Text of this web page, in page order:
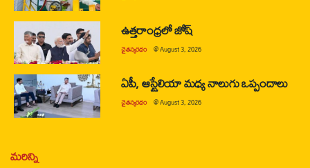
ఉత్తరాంధ్రలో జోష్
చైతన్యరధం @August 3, 2026
ఏపీ, ఆస్ట్రేలియా మధ్య నాలుగు ఒప్పందాలు
చైతన్యరధం @August 3, 2026
మరిన్ని